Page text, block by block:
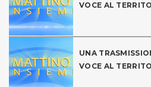
VOCE AL
UNA
VOCE AL